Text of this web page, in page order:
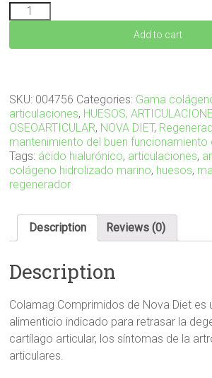
COLAMAG
180
quantity
Add to cart
SKU: 004756 Categories: Gama
articulaciones, HUESOS,
OSEOARTICULAR, NOVA DIET,
mantenimiento del buen
Tags: ácido hialurónico, articulaciones,
colágeno hidrolizado marino, huesos,
regenerador
Description Reviews (0)
Description
Colamag Comprimidos de Nova Diet es
alimenticio indicado para retrasar la
cartílago articular, los síntomas de la
articulares.